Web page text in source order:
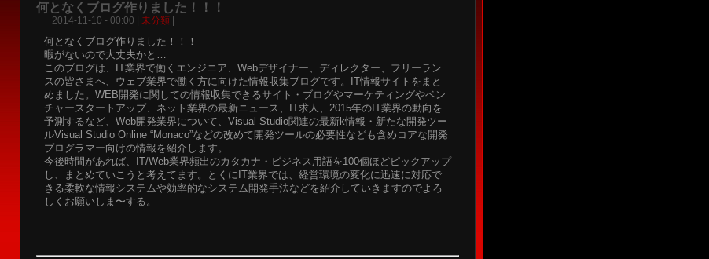
何となくブログ作りました！！！
2014-11-10 - 00:00 | 未分類
何となくブログ作りました！！！
暇がないので大丈夫かと…
このブログは、IT業界で働くエンジニア、Webデザイナー、ディレクター、フリーラン
スの皆さまへ、ウェブ業界で働く方に向けた情報収集ブログです。IT情報サイトをまと
めました。WEB開発に関しての情報収集できるサイト・ブログやマーケティングやベン
チャースタートアップ、ネット業界の最新ニュース、IT求人、2015年のIT業界の動向を
予測するなど、Web開発業界について、Visual Studio関連の最新k情報・新たな開発ツー
ルVisual Studio Online “Monaco”などの改めて開発ツールの必要性なども含めコアな開発
プログラマー向けの情報を紹介します。
今後時間があれば、IT/Web業界頻出のカタカナ・ビジネス用語を100個ほどピックアップ
し、まとめていこうと考えてます。とくにIT業界では、経営環境の変化に迅速に対応で
きる柔軟な情報システムや効率的なシステム開発手法などを紹介していきますのでよろ
しくお願いしま〜する。